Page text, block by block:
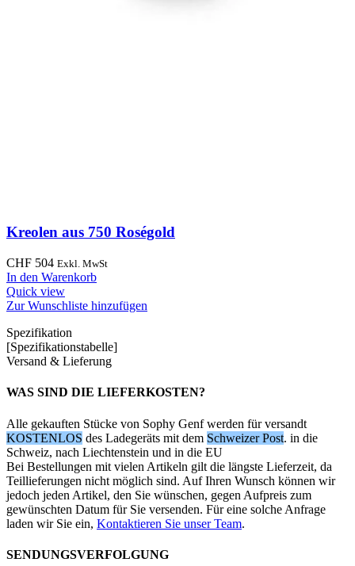
Kreolen aus 750 Roségold
CHF 504 Exkl. MwSt
In den Warenkorb
Quick view
Zur Wunschliste hinzufügen
Spezifikation
[Spezifikationstabelle]
Versand & Lieferung
WAS SIND DIE LIEFERKOSTEN?
Alle gekauften Stücke von Sophy Genf werden für versandt
KOSTENLOS des Ladegeräts mit dem Schweizer Post. in die
Schweiz, nach Liechtenstein und in die EU
Bei Bestellungen mit vielen Artikeln gilt die längste Lieferzeit, da
Teillieferungen nicht möglich sind. Auf Ihren Wunsch können wir
jedoch jeden Artikel, den Sie wünschen, gegen Aufpreis zum
gewünschten Datum für Sie versenden. Für eine solche Anfrage
laden wir Sie ein, Kontaktieren Sie unser Team.
SENDUNGSVERFOLGUNG